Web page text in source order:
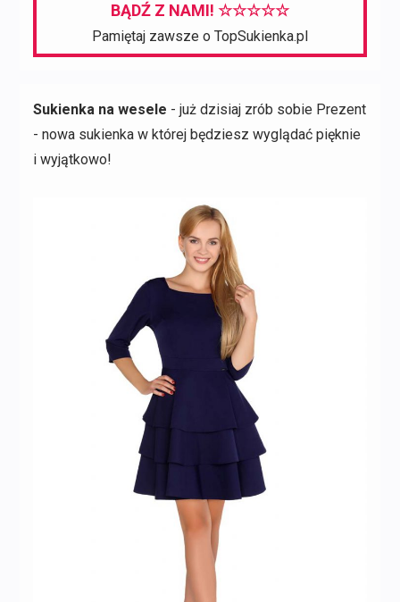
BĄDŹ Z NAMI! ☆☆☆☆☆
Pamiętaj zawsze o TopSukienka.pl
Sukienka na wesele - już dzisiaj zrób sobie Prezent
- nowa sukienka w której będziesz wyglądać pięknie
i wyjątkowo!